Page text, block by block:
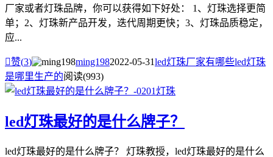
厂家或者灯珠品牌，你可以获得如下好处： 1、灯珠选择更简
单；2、灯珠新产品开发，迭代周期更快；3、灯珠品质稳定，
应...
赞(3) ming1982022-05-31led灯珠厂家有哪些led灯珠
是哪里生产的阅读(993)
led灯珠最好的是什么牌子？
led灯珠最好的是什么牌子？ 灯珠教授，led灯珠最好的是什么